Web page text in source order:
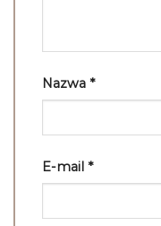
Nazwa *
E-mail *